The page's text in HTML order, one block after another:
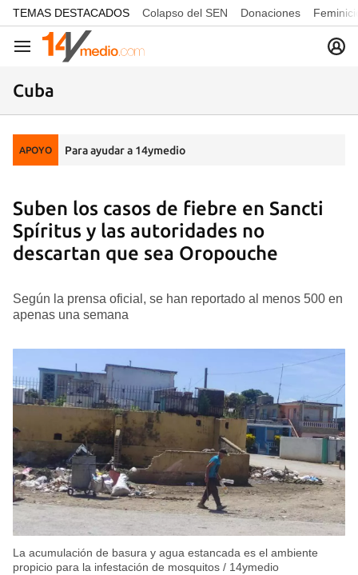
common.go-to-content
TEMAS DESTACADOS Colapso del SEN Donaciones
Navegación
Cuba
APOYO Para ayudar a 14ymedio
Suben los casos de fiebre en Sancti
Spíritus y las autoridades no
descartan que sea Oropouche
Según la prensa oficial, se han reportado al menos 500 en
apenas una semana
La acumulación de basura y agua estancada es el ambiente
propicio para la infestación de mosquitos / 14ymedio